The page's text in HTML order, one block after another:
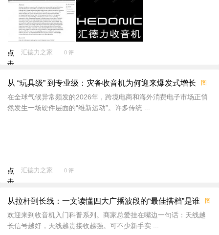
点
击
新
加
载
汇德力之家 0 评
从 “玩具级” 到专业级：灾备收音机为何迎来爆发式增长 图
在全球气候异常频发的2026年，跨境电商和海外消费电子市场正悄
然发生一场硬件层面的“维新运动”。许多传统 ...
点
击
新
加
载
汇德力之家 0 评
从拉杆到长线：一文读懂四大广播波段的“最佳搭档”是谁 图
欢迎来到收音机入门科普系列。商家总爱挂在嘴边一句话：天线越
长信号越好，天线越贵接收越强。可不少新手实 ...